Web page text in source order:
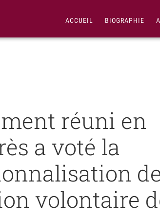
ACCUEIL BIOGRAPHIE
réuni en
a voté la
volontaire